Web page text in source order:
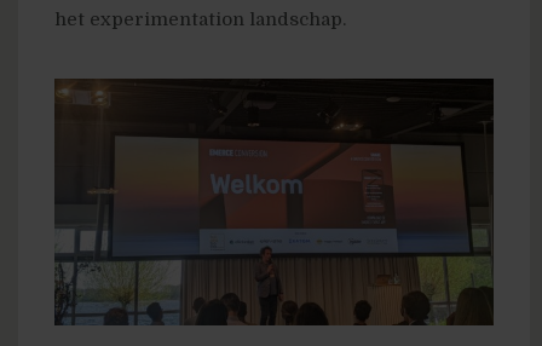
het experimentation landschap.